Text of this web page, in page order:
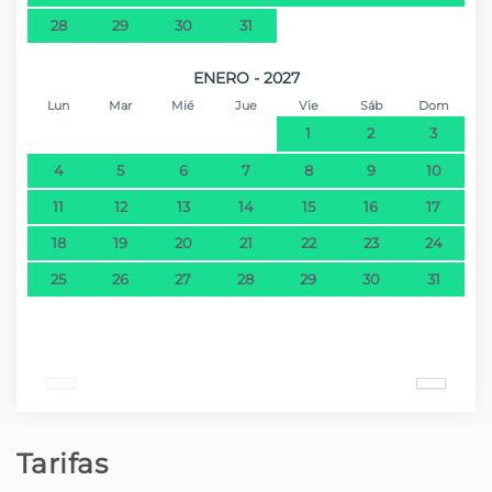
28 29 30 31
ENERO - 2027
Lun Mar Mié Jue Vie Sáb Dom
1 2 3
4 5 6 7 8 9 10
11 12 13 14 15 16 17
18 19 20 21 22 23 24
25 26 27 28 29 30 31
Tarifas